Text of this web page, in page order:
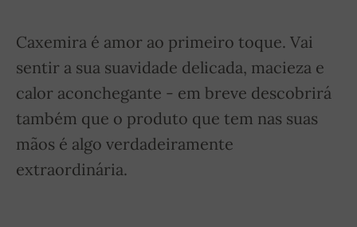
Caxemira é amor ao primeiro toque. Vai
sentir a sua suavidade delicada, macieza e
calor aconchegante - em breve descobrirá
também que o produto que tem nas suas
mãos é algo verdadeiramente
extraordinária.